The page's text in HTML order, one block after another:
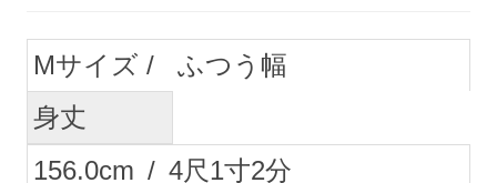
M
ふつう幅
身丈
156.0cm / 4尺1寸2分